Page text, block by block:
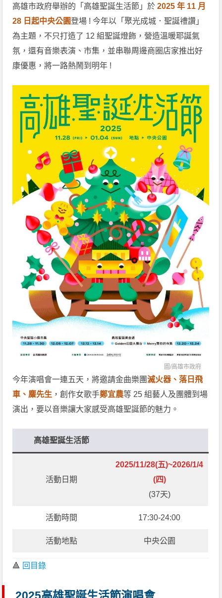
高雄市政府舉辦的「高雄聖誕生活節」於2025 年 11 月
28 日起中央公園登場 ! 今年以「聚光成城．聖誕禮讚」
為主題，不只打造了 12 組聖誕燈飾，營造溫暖耶誕氣
氛，還有音樂表演、市集，並串聯周邊商圈店家推出好
康優惠，將一路熱鬧到明年 !
圖/高雄市政府
今年演唱會一連五天，將邀請金曲樂團滅火器、落日飛
車、麋先生 ，創作女歌手鄭宜農等 25 組藝人及團體到場
演出，要以音樂讓大家感受高雄聖誕節的魅力。
高雄聖誕生活節
活動日期
2025/11/28(五)~2026/1/4
(四)
(37天)
活動時間 17:30-24:00
活動地點 中央公園
🔺 回目錄